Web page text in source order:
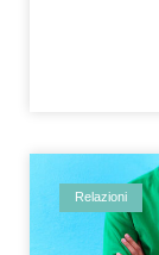
Relazioni